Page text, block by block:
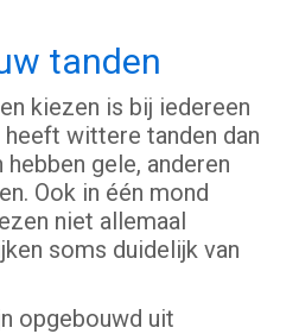
tanden
kiezen is bij iedereen
wittere tanden dan
gele, anderen
Ook in één mond
niet allemaal
soms duidelijk van
opgebouwd uit